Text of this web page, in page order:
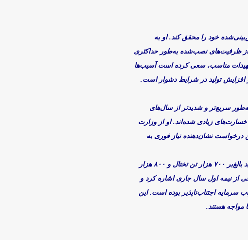
خود را محقق کند. او به
از ظرفیت‌های نصب‌شده به‌طور حداکثری
تمهیدات مناسب، سعی کرده است آسیب‌ها
افزایش تولید در شرایط دشوار است.
سریع‌تر و شدیدتر از سال‌های
زیادی شده‌اند. او از وزارت
درخواست نشان‌دهنده نیاز فوری به
طیب‌نیا در خصوص میزان تولید از دست‌رفته به دلیل ناترازی‌های انرژی بیان کرد که این شرکت تولید بالغ‌بر ۷۰۰ هزار تن تختال و ۸۰۰ هزار
از نیمه اول سال جاری اشاره کرد و
سرمایه اجتناب‌ناپذیر بوده است. این
مواجه هستند.